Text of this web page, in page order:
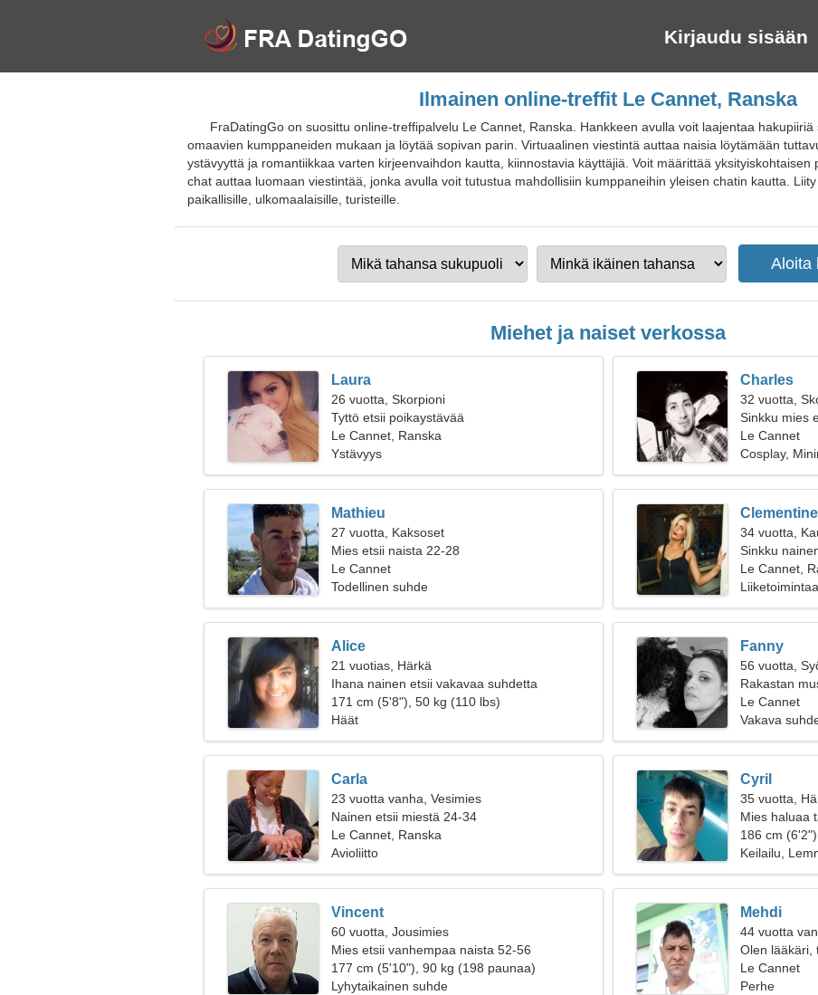
Kirjaudu sisään
Ilmainen online-treffit Le Cannet, Ranska
FraDatingGo on suosittu online-treffipalvelu Le Cannet, Ranska. Hankkeen avulla voit laajentaa
omaavien kumppaneiden mukaan ja löytää sopivan parin. Virtuaalinen viestintä auttaa naisia löytämään
ystävyyttä ja romantiikkaa varten kirjeenvaihdon kautta, kiinnostavia käyttäjiä. Voit määrittää yksityiskohtaisen
chat auttaa luomaan viestintää, jonka avulla voit tutustua mahdollisiin kumppaneihin yleisen chatin kautta.
paikallisille, ulkomaalaisille, turisteille.
Miehet ja naiset verkossa
Laura
26 vuotta, Skorpioni
Tyttö etsii poikaystävää
Le Cannet, Ranska
Ystävyys
Charles
32 vuotta,
Sinkku mies
Le Cannet
Cosplay,
Mathieu
27 vuotta, Kaksoset
Mies etsii naista 22-28
Le Cannet
Todellinen suhde
Clementine
34 vuotta,
Sinkku
Le Cannet,
Alice
21 vuotias, Härkä
Ihana nainen etsii vakavaa suhdetta
171 cm (5'8"), 50 kg (110 lbs)
Häät
Fanny
56 vuotta,
Rakastan
Le Cannet
Vakava
Carla
23 vuotta vanha, Vesimies
Nainen etsii miestä 24-34
Le Cannet, Ranska
Avioliitto
Cyril
35 vuotta,
Mies haluaa
186 cm
Keilailu,
Vincent
60 vuotta, Jousimies
Mies etsii vanhempaa naista 52-56
177 cm (5'10"), 90 kg (198 paunaa)
Lyhytaikainen suhde
Mehdi
44 vuotta
Olen lääkäri,
Le Cannet
Perhe